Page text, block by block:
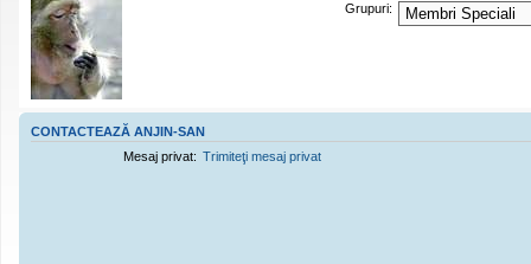
Grupuri:
CONTACTEAZĂ ANJIN-SAN
Mesaj privat: Trimiteţi mesaj privat